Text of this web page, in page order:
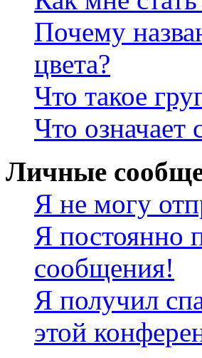
Почему
цвета?
Что такое
Что
Личные
Я не могу
Я постоянно
сообщения!
Я получил
этой